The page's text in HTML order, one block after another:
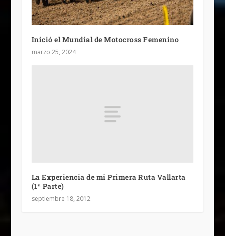
Inició el Mundial de Motocross Femenino
marzo 25, 2024
La Experiencia de mi Primera Ruta Vallarta
(1ª Parte)
septiembre 18, 2012